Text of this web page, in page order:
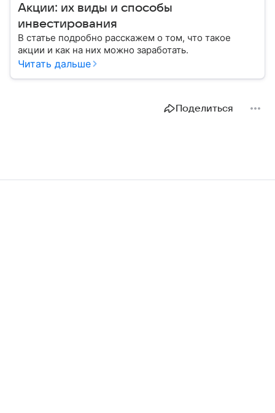
Акции: их виды и способы
инвестирования
В статье подробно расскажем о том, что такое
акции и как на них можно заработать.
Читать дальше
Поделиться